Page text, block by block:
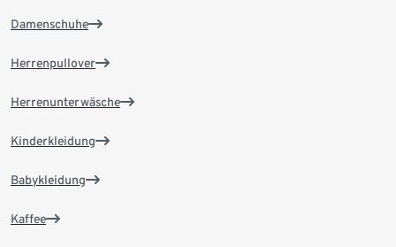
Damenschuhe
Herrenpullover
Herrenunterwäsche
Kinderkleidung
Babykleidung
Kaffee